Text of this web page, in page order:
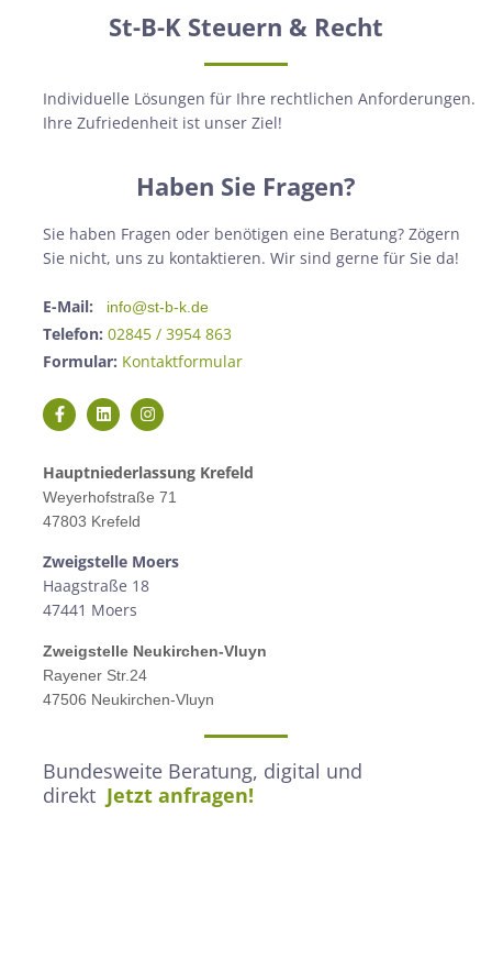
St-B-K Steuern & Recht
Individuelle Lösungen für Ihre rechtlichen Anforderungen.
Ihre Zufriedenheit ist unser Ziel!
Haben Sie Fragen?
Sie haben Fragen oder benötigen eine Beratung? Zögern
Sie nicht, uns zu kontaktieren. Wir sind gerne für Sie da!
E-Mail: info@st-b-k.de
Telefon: 02845 / 3954 863
Formular: Kontaktformular
Hauptniederlassung Krefeld
Weyerhofstraße 71
47803 Krefeld
Zweigstelle Moers
Haagstraße 18
47441 Moers
Zweigstelle Neukirchen-Vluyn
Rayener Str.24
47506 Neukirchen-Vluyn
Bundesweite Beratung, digital und
direkt Jetzt anfragen!